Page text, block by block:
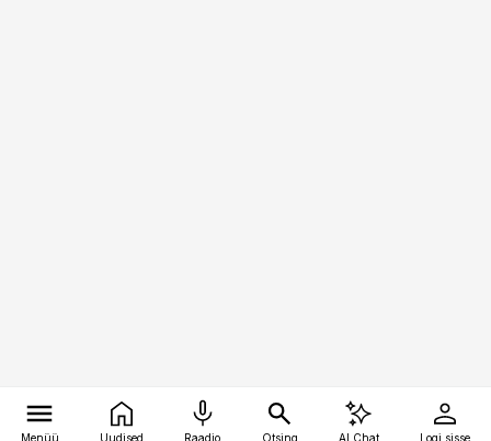
Menüü Uudised Raadio Otsing AI Chat Logi sisse